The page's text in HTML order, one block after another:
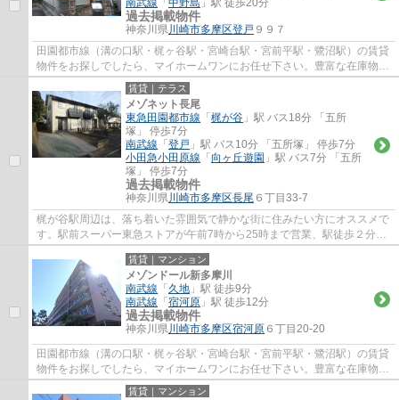
南武線 「 中野島 」駅 徒歩20分
過去掲載物件
神奈川県川崎市多摩区登戸 ９９７
田園都市線（溝の口駅・梶ヶ谷駅・宮崎台駅・宮前平駅・鷺沼駅）の賃貸
物件をお探しでしたら、マイホームワンにお任せ下さい。豊富な在庫物件
から、お客様のご要望に合うお部屋をご提...
賃貸｜テラス
メゾネット長尾
東急田園都市線 「 梶が谷 」駅 バス18分 「五所
塚」 停歩7分
南武線 「 登戸 」駅 バス10分 「五所塚」 停歩7分
小田急小田原線 「 向ヶ丘遊園 」駅 バス7分 「五所
塚」 停歩7分
過去掲載物件
神奈川県川崎市多摩区長尾 ６丁目33-7
梶が谷駅周辺は、落ち着いた雰囲気で静かな街に住みたい方にオススメで
す。駅前スーパー東急ストアが午前7時から25時まで営業、駅徒歩２分の
高津郵便局は、高津区の本局で不在時の荷物...
賃貸｜マンション
メゾンドール新多摩川
南武線 「 久地 」駅 徒歩9分
南武線 「 宿河原 」駅 徒歩12分
過去掲載物件
神奈川県川崎市多摩区宿河原 ６丁目20-20
田園都市線（溝の口駅・梶ヶ谷駅・宮崎台駅・宮前平駅・鷺沼駅）の賃貸
物件をお探しでしたら、マイホームワンにお任せ下さい。豊富な在庫物件
から、お客様のご要望に合うお部屋をご提...
賃貸｜マンション